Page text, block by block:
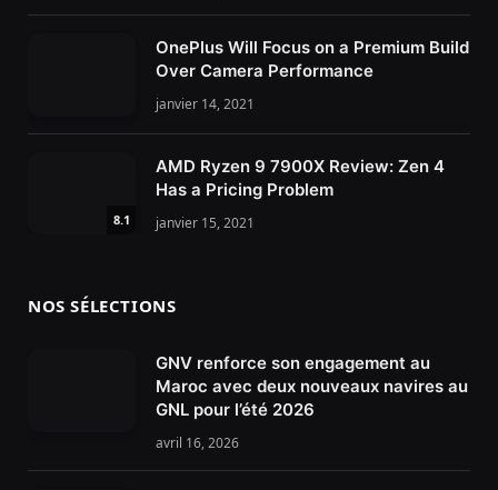
OnePlus Will Focus on a Premium Build
Over Camera Performance
janvier 14, 2021
8.1
AMD Ryzen 9 7900X Review: Zen 4
Has a Pricing Problem
janvier 15, 2021
NOS SÉLECTIONS
GNV renforce son engagement au
Maroc avec deux nouveaux navires au
GNL pour l’été 2026
avril 16, 2026